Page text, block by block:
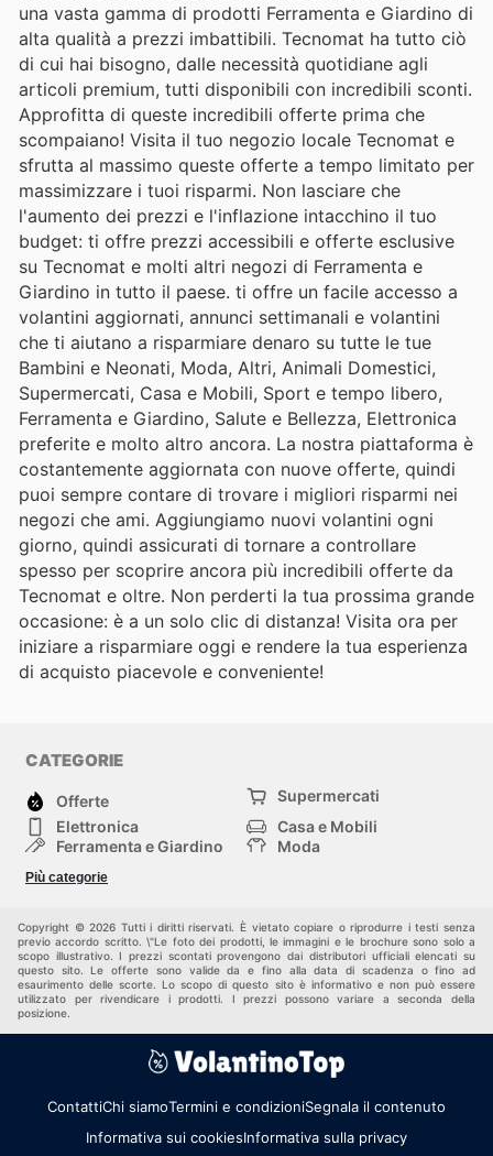
una vasta gamma di prodotti Ferramenta e Giardino di
alta qualità a prezzi imbattibili. Tecnomat ha tutto ciò
di cui hai bisogno, dalle necessità quotidiane agli
articoli premium, tutti disponibili con incredibili sconti.
Approfitta di queste incredibili offerte prima che
scompaiano! Visita il tuo negozio locale Tecnomat e
sfrutta al massimo queste offerte a tempo limitato per
massimizzare i tuoi risparmi. Non lasciare che
l'aumento dei prezzi e l'inflazione intacchino il tuo
budget: ti offre prezzi accessibili e offerte esclusive
su Tecnomat e molti altri negozi di Ferramenta e
Giardino in tutto il paese. ti offre un facile accesso a
volantini aggiornati, annunci settimanali e volantini
che ti aiutano a risparmiare denaro su tutte le tue
Bambini e Neonati, Moda, Altri, Animali Domestici,
Supermercati, Casa e Mobili, Sport e tempo libero,
Ferramenta e Giardino, Salute e Bellezza, Elettronica
preferite e molto altro ancora. La nostra piattaforma è
costantemente aggiornata con nuove offerte, quindi
puoi sempre contare di trovare i migliori risparmi nei
negozi che ami. Aggiungiamo nuovi volantini ogni
giorno, quindi assicurati di tornare a controllare
spesso per scoprire ancora più incredibili offerte da
Tecnomat e oltre. Non perderti la tua prossima grande
occasione: è a un solo clic di distanza! Visita ora per
iniziare a risparmiare oggi e rendere la tua esperienza
di acquisto piacevole e conveniente!
CATEGORIE
Offerte
Supermercati
Elettronica
Casa e Mobili
Ferramenta e Giardino
Moda
Bambini e Neonati
Più categorie
Copyright © 2026 Tutti i diritti riservati. È vietato copiare o riprodurre i testi senza
previo accordo scritto. \"Le foto dei prodotti, le immagini e le brochure sono solo a
scopo illustrativo. I prezzi scontati provengono dai distributori ufficiali elencati su
questo sito. Le offerte sono valide da e fino alla data di scadenza o fino ad
esaurimento delle scorte. Lo scopo di questo sito è informativo e non può essere
utilizzato per rivendicare i prodotti. I prezzi possono variare a seconda della
posizione.
ContattiChi siamoTermini e condizioniSegnala il contenuto
Informativa sui cookiesInformativa sulla privacy